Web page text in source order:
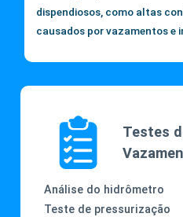
dispendiosos, como altas
causados por vazamentos e
Testes
Análise do hidrômetro
Teste de pressurização